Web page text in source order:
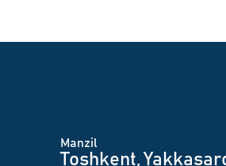
Manzil
Toshkent,